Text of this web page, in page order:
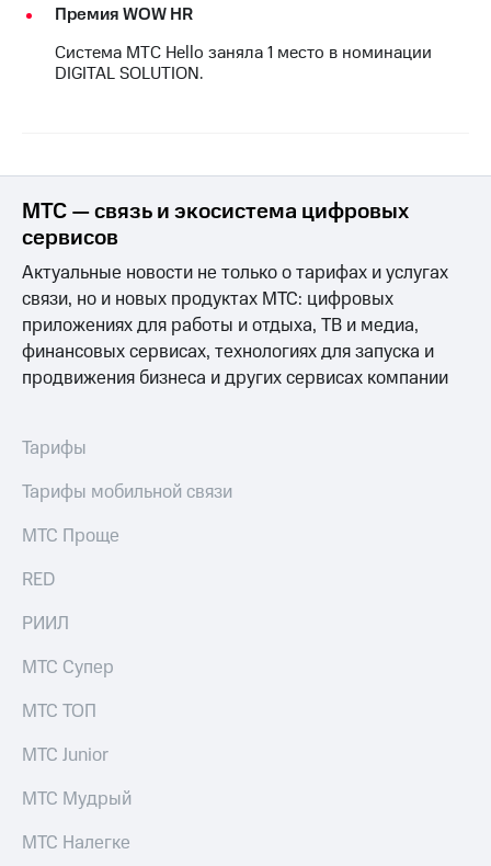
Описание
Еврооблигации-2023
Уведомление
о
Регистратор
Реквизиты
Контакты
развитие
деловая этика
На главную
Премия WOW HR
Система МТС Hello заняла 1 место в номинации
DIGITAL SOLUTION.
МТС — связь и экосистема цифровых
сервисов
Актуальные новости не только о тарифах и услугах
связи, но и новых продуктах МТС: цифровых
приложениях для работы и отдыха, ТВ и медиа,
финансовых сервисах, технологиях для запуска и
продвижения бизнеса и других сервисах компании
Тарифы
Тарифы мобильной связи
МТС Проще
RED
РИИЛ
МТС Супер
МТС ТОП
МТС Junior
МТС Мудрый
МТС Налегке